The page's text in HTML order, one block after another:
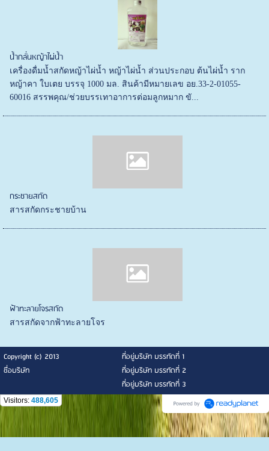
น้ำกลั่นหญ้าไผ่น้ำ
เครื่องดื่มน้ำสกัดหญ้าไผ่น้ำ หญ้าไผ่น้ำ ส่วนประกอบ ต้นไผ่น้ำ ราก
หญ้าคา ใบเตย บรรจุ 1000 มล. สินค้ามีหมายเลข อย.33-2-01055-
60016 สรรพคุณ/ช่วยบรรเทาอาการต่อมลูกหมาก ขั...
กระชายสกัด
สารสกัดกระชายบ้าน
ฟ้าทะลายโจรสกัด
สารสกัดจากฟ้าทะลายโจร
Copyright (c) 2013
ที่อยู่บริษัท บรรทัดที่ 1
ชื่อบริษัท
ที่อยู่บริษัท บรรทัดที่ 2
ที่อยู่บริษัท บรรทัดที่ 3
Visitors: 488,605